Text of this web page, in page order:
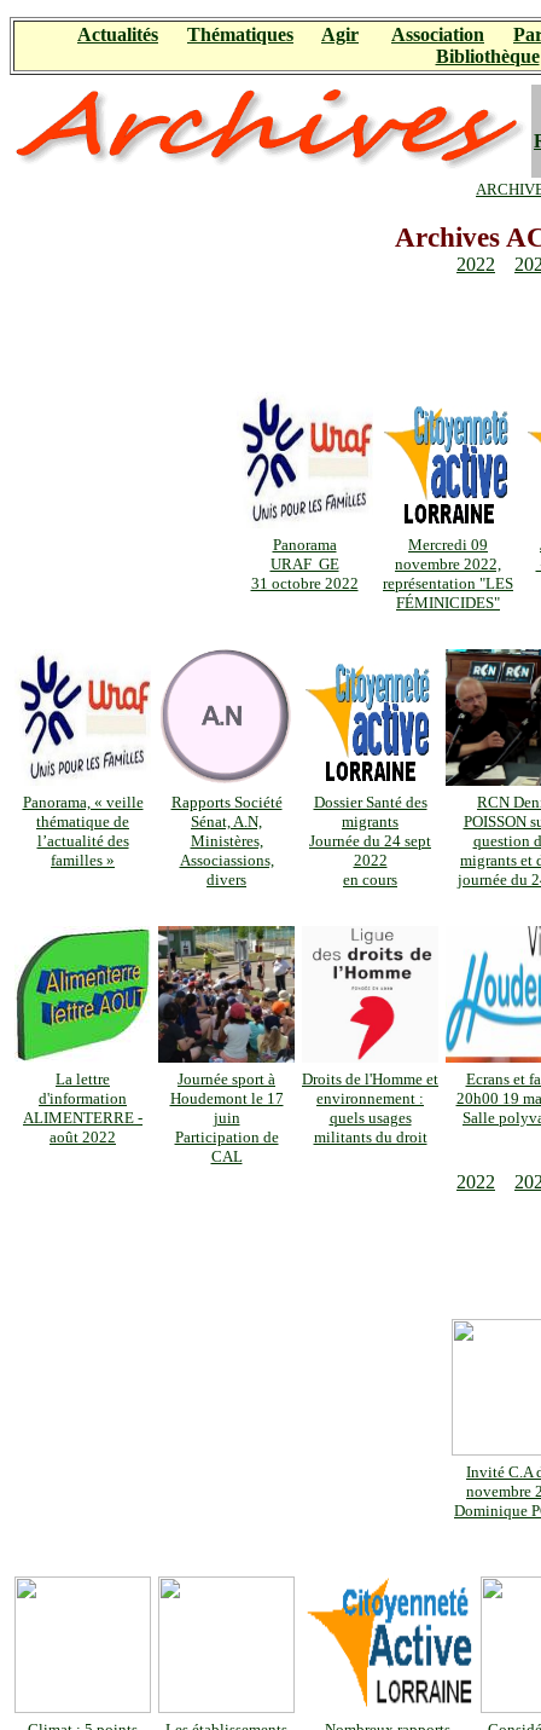
Actualités Thématiques Agir Association
Bibliothèque
Archives
2022
Panorama
URAF GE
31 octobre 2022
Mercredi 09
novembre 2022,
représentation "LES
FÉMINICIDES"
Panorama, « veille
thématique de
l’actualité des
familles »
Rapports Société
Sénat, A.N,
Ministères,
Associassions,
divers
Dossier Santé des
migrants
Journée du 24 sept
2022
en cours
RCN
POISSON
question
migrants et
journée du
La lettre
d'information
ALIMENTERRE -
août 2022
Journée sport à
Houdemont le 17
juin
Participation de
CAL
Droits de l'Homme et
environnement :
quels usages
militants du droit
Ecrans et
20h00 19
Salle
2022
Invité C.A
novembre
Dominique